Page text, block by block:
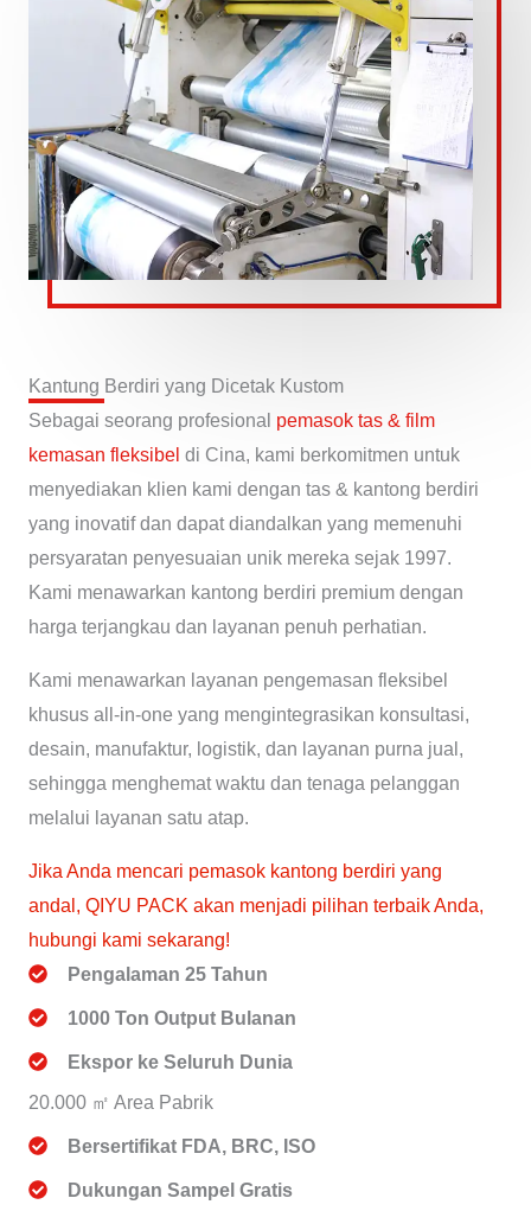
Kantung Berdiri yang Dicetak Kustom
Sebagai seorang profesional pemasok tas & film
kemasan fleksibel di Cina, kami berkomitmen untuk
menyediakan klien kami dengan tas & kantong berdiri
yang inovatif dan dapat diandalkan yang memenuhi
persyaratan penyesuaian unik mereka sejak 1997.
Kami menawarkan kantong berdiri premium dengan
harga terjangkau dan layanan penuh perhatian.
Kami menawarkan layanan pengemasan fleksibel
khusus all-in-one yang mengintegrasikan konsultasi,
desain, manufaktur, logistik, dan layanan purna jual,
sehingga menghemat waktu dan tenaga pelanggan
melalui layanan satu atap.
Jika Anda mencari pemasok kantong berdiri yang
andal, QIYU PACK akan menjadi pilihan terbaik Anda,
hubungi kami sekarang!
Pengalaman 25 Tahun
1000 Ton Output Bulanan
Ekspor ke Seluruh Dunia
20.000 ㎡ Area Pabrik
Bersertifikat FDA, BRC, ISO
Dukungan Sampel Gratis